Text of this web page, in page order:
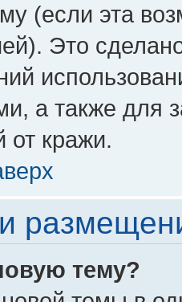
(если эта
Это
а также для
от кражи.
тему?